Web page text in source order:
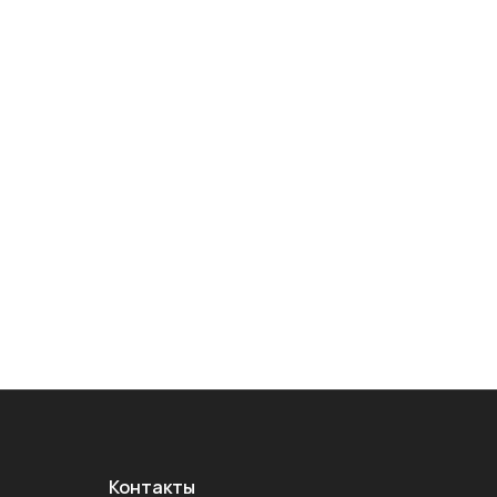
Контакты